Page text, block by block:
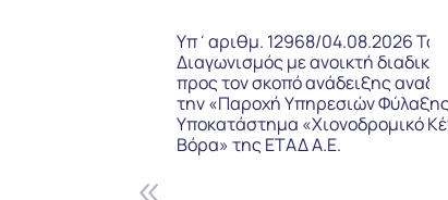
Υπ΄αριθμ. 12968/04.08.2026
Διαγωνισμός με ανοικτή
προς τον σκοπό ανάδειξης
την «Παροχή Υπηρεσιών
Υποκατάστημα «Χιονοδρομικό
Βόρα» της ΕΤΑΔ Α.Ε.